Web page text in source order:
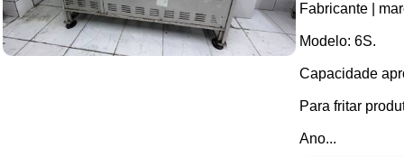
Fabricante |
Modelo: 6S.
Capacidade
Para fritar
Ano...